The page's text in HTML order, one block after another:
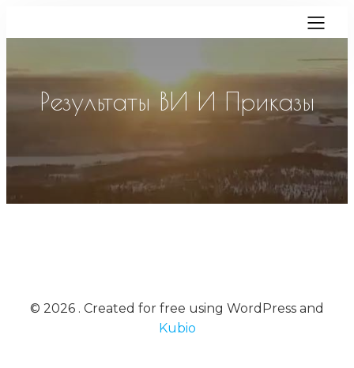
Результаты ВИ И Приказы
© 2026 . Created for free using WordPress and
Kubio